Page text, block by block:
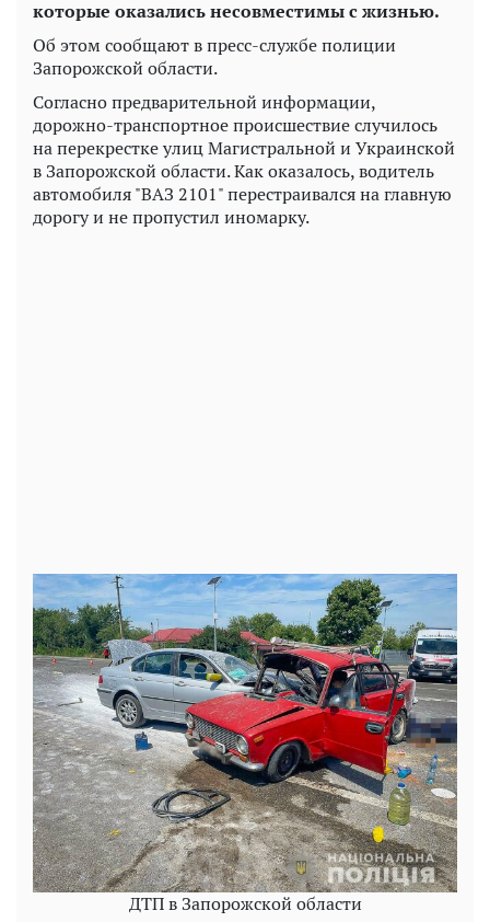
которые оказались несовместимы с жизнью.
Об этом сообщают в пресс-службе полиции
Запорожской области.
Согласно предварительной информации,
дорожно-транспортное происшествие случилось
на перекрестке улиц Магистральной и Украинской
в Запорожской области. Как оказалось, водитель
автомобиля "ВАЗ 2101" перестраивался на главную
дорогу и не пропустил иномарку.
ДТП в Запорожской области